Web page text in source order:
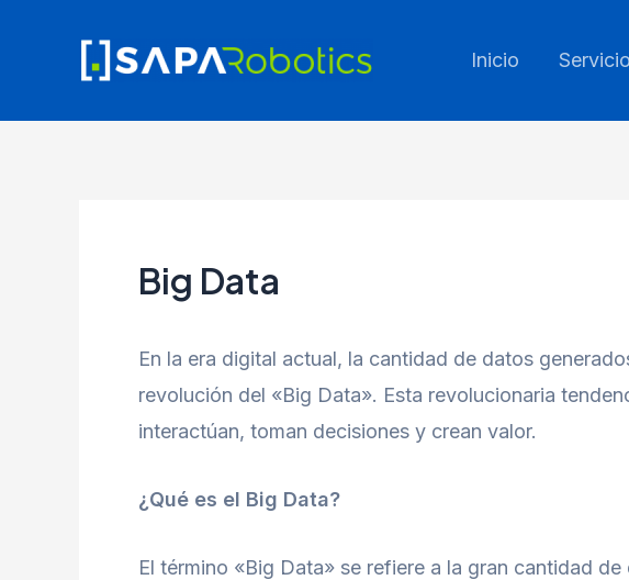
Inicio
Big Data
En la era digital actual, la cantidad de datos
revolución del «Big Data». Esta revolucionaria
interactúan, toman decisiones y crean valor.
¿Qué es el Big Data?
El término «Big Data» se refiere a la gran cantidad